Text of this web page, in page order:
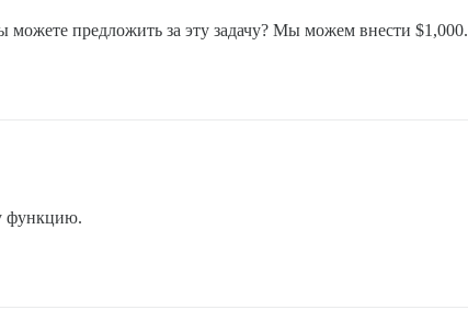
предложить за эту задачу? Мы можем внести $1,000.
функцию.